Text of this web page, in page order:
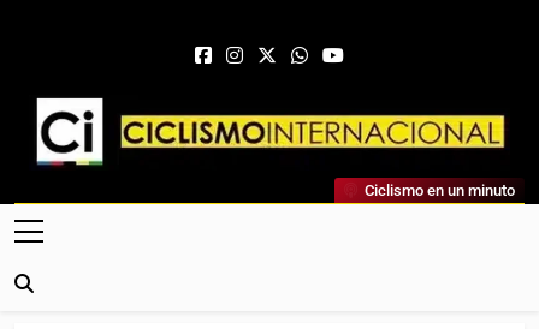
Ciclismo Internacional
Web Dedicada Al Ciclismo Mundial. Entrevistas, Análisis,
Crónicas, Previas Y Más. La Web Ciclista De Referencia.
Ciclismo en un minuto